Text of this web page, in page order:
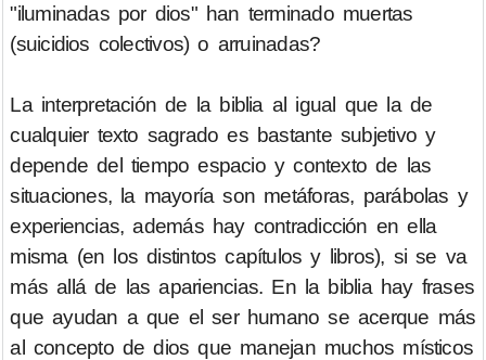
"iluminadas por dios" han terminado muertas
(suicidios colectivos) o arruinadas?
La interpretación de la biblia al igual que la de
cualquier texto sagrado es bastante subjetivo y
depende del tiempo espacio y contexto de las
situaciones, la mayoría son metáforas, parábolas y
experiencias, además hay contradicción en ella
misma (en los distintos capítulos y libros), si se va
más allá de las apariencias. En la biblia hay frases
que ayudan a que el ser humano se acerque más
al concepto de dios que manejan muchos místicos